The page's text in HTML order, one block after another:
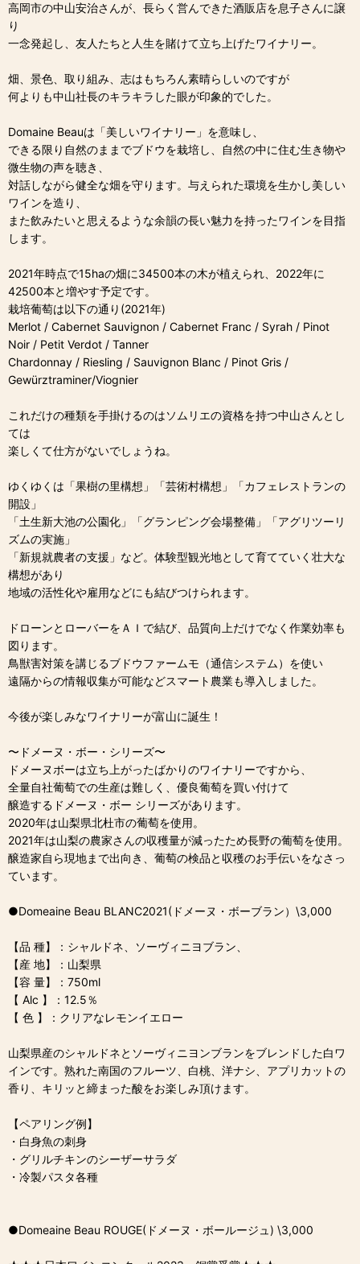
高岡市の中山安治さんが、長らく営んできた酒販店を息子さんに譲
り
一念発起し、友人たちと人生を賭けて立ち上げたワイナリー。
畑、景色、取り組み、志はもちろん素晴らしいのですが
何よりも中山社長のキラキラした眼が印象的でした。
Domaine Beauは「美しいワイナリー」を意味し、
できる限り自然のままでブドウを栽培し、自然の中に住む生き物や
微生物の声を聴き、
対話しながら健全な畑を守ります。与えられた環境を生かし美しい
ワインを造り、
また飲みたいと思えるような余韻の長い魅力を持ったワインを目指
します。
2021年時点で15haの畑に34500本の木が植えられ、2022年に
42500本と増やす予定です。
栽培葡萄は以下の通り(2021年)
Merlot / Cabernet Sauvignon / Cabernet Franc / Syrah / Pinot
Noir / Petit Verdot / Tanner
Chardonnay / Riesling / Sauvignon Blanc / Pinot Gris /
Gewürztraminer/Viognier
これだけの種類を手掛けるのはソムリエの資格を持つ中山さんとし
ては
楽しくて仕方がないでしょうね。
ゆくゆくは「果樹の里構想」「芸術村構想」「カフェレストランの
開設」
「土生新大池の公園化」「グランピング会場整備」「アグリツーリ
ズムの実施」
「新規就農者の支援」など。体験型観光地として育てていく壮大な
構想があり
地域の活性化や雇用などにも結びつけられます。
ドローンとローバーをＡＩで結び、品質向上だけでなく作業効率も
図ります。
鳥獣害対策を講じるブドウファームモ（通信システム）を使い
遠隔からの情報収集が可能などスマート農業も導入しました。
今後が楽しみなワイナリーが富山に誕生！
〜ドメーヌ・ボー・シリーズ〜
ドメーヌボーは立ち上がったばかりのワイナリーですから、
全量自社葡萄での生産は難しく、優良葡萄を買い付けて
醸造するドメーヌ・ボー シリーズがあります。
2020年は山梨県北杜市の葡萄を使用。
2021年は山梨の農家さんの収穫量が減ったため長野の葡萄を使用。
醸造家自ら現地まで出向き、葡萄の検品と収穫のお手伝いをなさっ
ています。
●Domeaine Beau BLANC2021(ドメーヌ・ボーブラン）\3,000
【品 種】：シャルドネ、ソーヴィニヨブラン、
【産 地】：山梨県
【容 量】：750ml
【 Alc 】：12.5％
【 色 】：クリアなレモンイエロー
山梨県産のシャルドネとソーヴィニヨンブランをブレンドした白ワ
インです。熟れた南国のフルーツ、白桃、洋ナシ、アプリカットの
香り、キリッと締まった酸をお楽しみ頂けます。
【ペアリング例】
・白身魚の刺身
・グリルチキンのシーザーサラダ
・冷製パスタ各種
●Domeaine Beau ROUGE(ドメーヌ・ボールージュ) \3,000